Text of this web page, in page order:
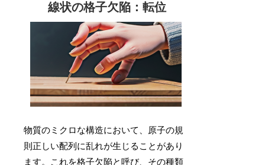
線状の格子欠陥：転位
物質のミクロな構造において、原子の規
則正しい配列に乱れが生じることがあり
ます。これを格子欠陥と呼び、その種類